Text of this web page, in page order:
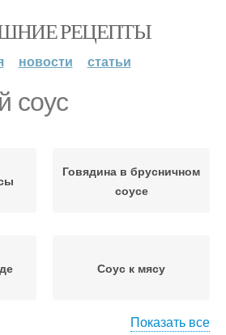
РЕЦЕПТЫ
новости статьи
соус
Говядина в брусничном
соусе
Соус к мясу
Показать все